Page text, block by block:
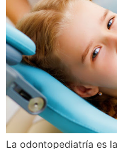
La odontopediatría es